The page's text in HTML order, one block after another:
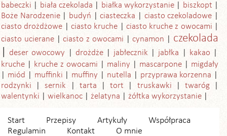
babeczki biała czekolada białka wykorzystanie
biszkopt
Boże Narodzenie
budyń ciasteczka
ciasto czekoladowe
ciasto drożdżowe
ciasto kruche
ciasto kruche z owocami
ciasto ucierane
ciasto z owocami cynamon czekolada
deser owocowy drożdże jabłecznik jabłka
kakao
kruche
kruche z owocami maliny mascarpone
migdały
miód
muffinki muffiny nutella
przyprawa korzenna
rodzynki
sernik tarta tort truskawki
twaróg
walentynki
wielkanoc żelatyna żółtka wykorzystanie
Start Przepisy Artykuły
Współpraca
Regulamin
Kontakt O mnie